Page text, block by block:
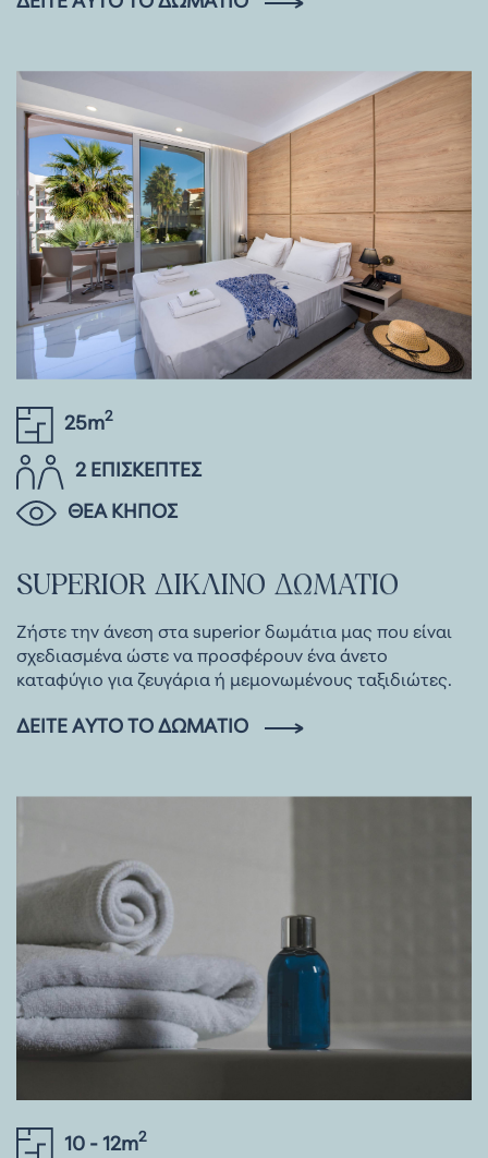
25m2
2 ΕΠΙΣΚΕΠΤΕΣ
ΘΕΑ ΚΗΠΟΣ
SUPERIOR ΔΙΚΛΙΝΟ ΔΩΜΑΤΙΟ
Ζήστε την άνεση στα superior δωμάτια μας που είναι
σχεδιασμένα ώστε να προσφέρουν ένα άνετο
καταφύγιο για ζευγάρια ή μεμονωμένους ταξιδιώτες.
ΔΕΊΤΕ ΑΥΤΌ ΤΟ ΔΩΜΆΤΙΟ
10 - 12m2